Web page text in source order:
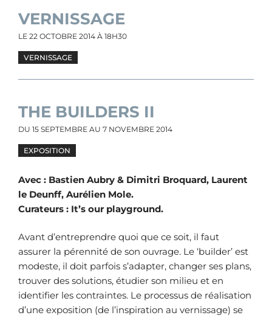
VERNISSAGE
LE 22 OCTOBRE 2014 À 18H30
VERNISSAGE
THE BUILDERS II
DU 15 SEPTEMBRE AU 7 NOVEMBRE 2014
EXPOSITION
Avec : Bastien Aubry & Dimitri Broquard, Laurent
le Deunff, Aurélien Mole.
Curateurs : It’s our playground.
Avant d’entreprendre quoi que ce soit, il faut
assurer la pérennité de son ouvrage. Le ‘builder’ est
modeste, il doit parfois s’adapter, changer ses plans,
trouver des solutions, étudier son milieu et en
identifier les contraintes. Le processus de réalisation
d’une exposition (de l’inspiration au vernissage) se